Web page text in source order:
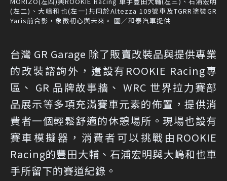
(左二)、大嶋和也(左一)共同於Altezza 109號車及TGRR塗裝GR
Yaris前合影，象徵初心與未來。 圖／和泰汽車提供
台灣 GR Garage 除了販賣改裝品與提供專業
的改裝諮詢外，還設有ROOKIE Racing專
區、 GR 品牌故事牆、 WRC 世界拉力賽部
品展示等多項充滿賽車元素的佈置，提供消
費者一個輕鬆舒適的休憩場所。現場也設有
賽車模擬器，消費者可以挑戰由ROOKIE
Racing的豐田大輔、石浦宏明與大嶋和也車
手所留下的賽道紀錄。